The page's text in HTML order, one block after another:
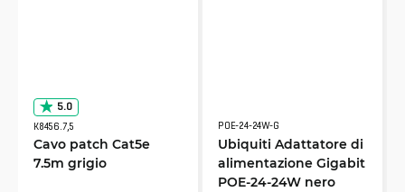
5.0
K8456.7,5
Cavo patch Cat5e
7.5m grigio
POE-24-24W-G
Ubiquiti Adattatore di
alimentazione Gigabit
POE-24-24W nero